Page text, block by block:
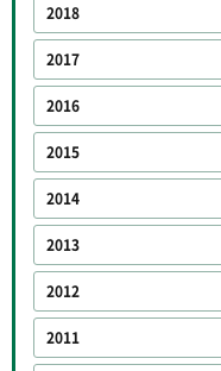
2018
2017
2016
2015
2014
2013
2012
2011